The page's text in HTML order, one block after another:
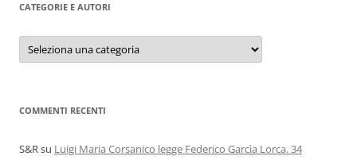
CATEGORIE E AUTORI
Categorie
autori
COMMENTI RECENTI
S&Rsu Luigi Maria Corsanico legge Federico Garcìa Lorca. 34